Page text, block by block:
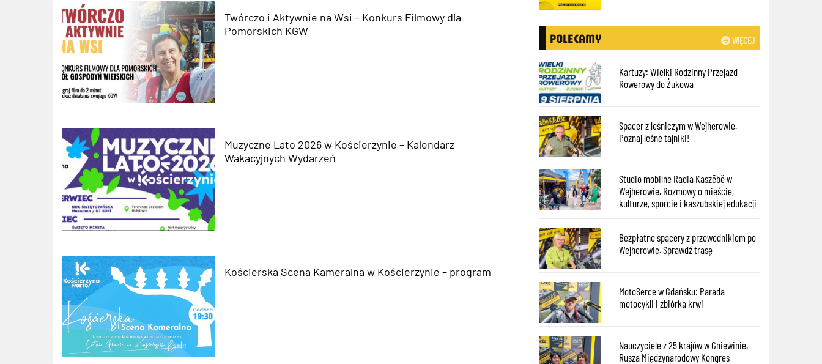
Twórczo i Aktywnie na Wsi – Konkurs Filmowy dla
Pomorskich KGW
Muzyczne Lato 2026 w Kościerzynie – Kalendarz
Wakacyjnych Wydarzeń
Kościerska Scena Kameralna w Kościerzynie – program
WIĘCEJ
POLECAMY
Kartuzy: Wielki Rodzinny Przejazd
Rowerowy do Żukowa
Spacer z leśniczym w Wejherowie.
Poznaj leśne tajniki!
Studio mobilne Radia Kaszëbë w
Wejherowie. Rozmowy o mieście,
kulturze, sporcie i kaszubskiej edukacji
Bezpłatne spacery z przewodnikiem po
Wejherowie. Sprawdź trasę
MotoSerce w Gdańsku: Parada
motocykli i zbiórka krwi
Nauczyciele z 25 krajów w Gniewinie.
Rusza Międzynarodowy Kongres